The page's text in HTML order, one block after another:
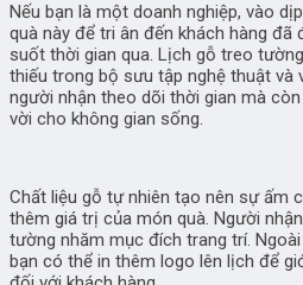
Nếu bạn là một doanh nghiệp, vào
quà này để tri ân đến khách hàng đã
suốt thời gian qua. Lịch gỗ treo
thiếu trong bộ sưu tập nghệ thuật và
người nhận theo dõi thời gian mà
vời cho không gian sống.
Chất liệu gỗ tự nhiên tạo nên sự ấm
thêm giá trị của món quà. Người
tường nhăm mục đích trang trí.
bạn có thể in thêm logo lên lịch để